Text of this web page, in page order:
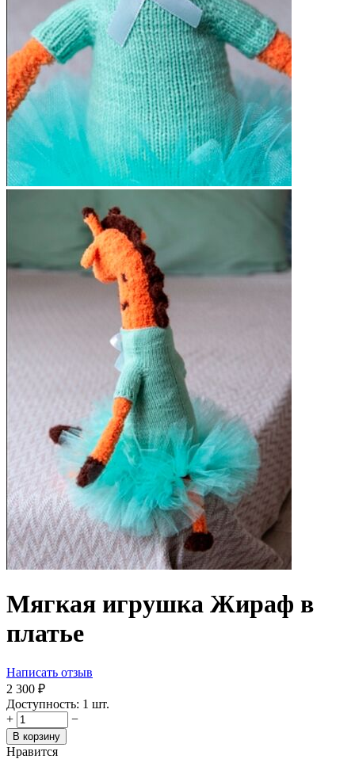
Мягкая игрушка Жираф в
платье
Написать отзыв
2 300 ₽
Доступность: 1 шт.
+
−
В корзину
Нравится